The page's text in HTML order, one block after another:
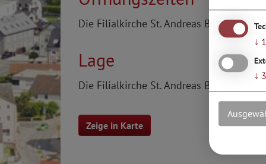
Die Filialkirche St. Andreas Biberg ist
Lage
Die Filialkirche St. Andreas Biberg liegt
Zeige in Karte
↓ 1
↓ 3